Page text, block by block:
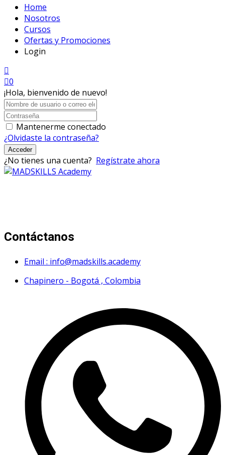
Home
Nosotros
Cursos
Ofertas y Promociones
Login
0
¡Hola, bienvenido de nuevo!
Mantenerme conectado
¿Olvidaste la contraseña?
Acceder
¿No tienes una cuenta? Regístrate ahora
Contáctanos
Email : info@madskills.academy
Chapinero - Bogotá , Colombia